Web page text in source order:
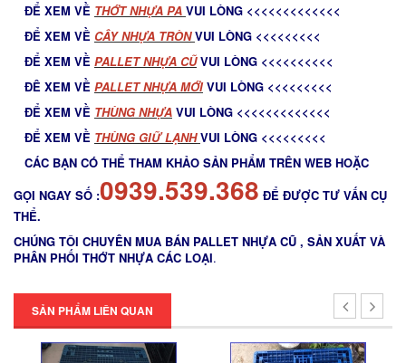
ĐỂ XEM VỀ THỚT NHỰA PA VUI LÒNG <<<<<<<<<<<<<
ĐỂ XEM VỀ CÂY NHỰA TRÒN VUI LÒNG <<<<<<<<<
ĐỂ XEM VỀ PALLET NHỰA CŨ VUI LÒNG <<<<<<<<<<
ĐÊ XEM VỀ PALLET NHỰA MỚI VUI LÒNG <<<<<<<<<
ĐỂ XEM VỀ THÙNG NHỰA VUI LÒNG <<<<<<<<<<<<<
ĐỂ XEM VỀ THÙNG GIỮ LẠNH VUI LÒNG <<<<<<<<<
CÁC BẠN CÓ THỂ THAM KHẢO SẢN PHẨM TRÊN WEB HOẶC
GỌI NGAY SỐ :0939.539.368 ĐỂ ĐƯỢC TƯ VẤN CỤ
THỂ.
CHÚNG TÔI CHUYÊN MUA BÁN PALLET NHỰA CŨ , SẢN XUẤT VÀ
PHÂN PHỐI THỚT NHỰA CÁC LOẠI.
SẢN PHẨM LIÊN QUAN